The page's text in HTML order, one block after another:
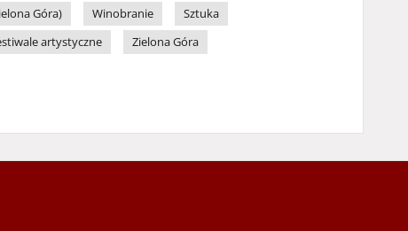
Góra)
Winobranie
Sztuka
artystyczne
Zielona Góra